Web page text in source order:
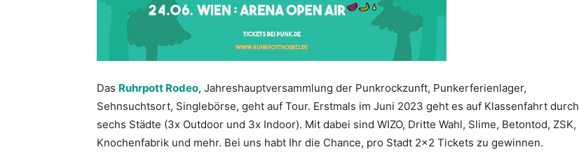
Das Ruhrpott Rodeo, Jahreshauptversammlung der Punkrockzunft, Punkerferienlager,
Sehnsuchtsort, Singlebörse, geht auf Tour. Erstmals im Juni 2023 geht es auf Klassenfahrt durch
sechs Städte (3x Outdoor und 3x Indoor). Mit dabei sind WIZO, Dritte Wahl, Slime, Betontod, ZSK,
Knochenfabrik und mehr. Bei uns habt Ihr die Chance, pro Stadt 2×2 Tickets zu gewinnen.